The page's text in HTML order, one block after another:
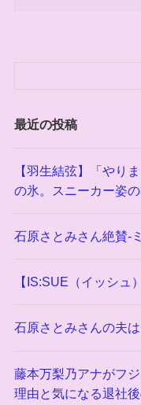
最近の投稿
【羽生結弦】「やり
の氷。スニーカー姿
石原さとみさん絶賛-
【IS:SUE（イッシュ
石原さとみさんの夫
藤本万梨乃アナがフ
理由と気になる退社